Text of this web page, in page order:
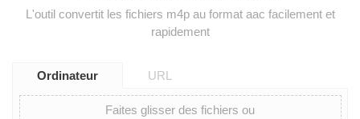
L'outil convertit les fichiers m4p au format aac facilement et
rapidement
Ordinateur URL
Faites glisser des fichiers ou